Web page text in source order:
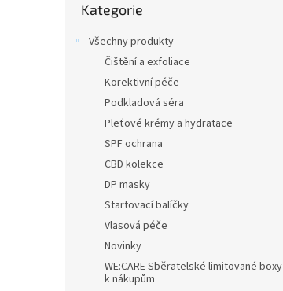
kategorie
Kategorie
Všechny produkty
Čištění a exfoliace
Korektivní péče
Podkladová séra
Pleťové krémy a hydratace
SPF ochrana
CBD kolekce
DP masky
Startovací balíčky
Vlasová péče
Novinky
WE:CARE Sběratelské limitované boxy
k nákupům